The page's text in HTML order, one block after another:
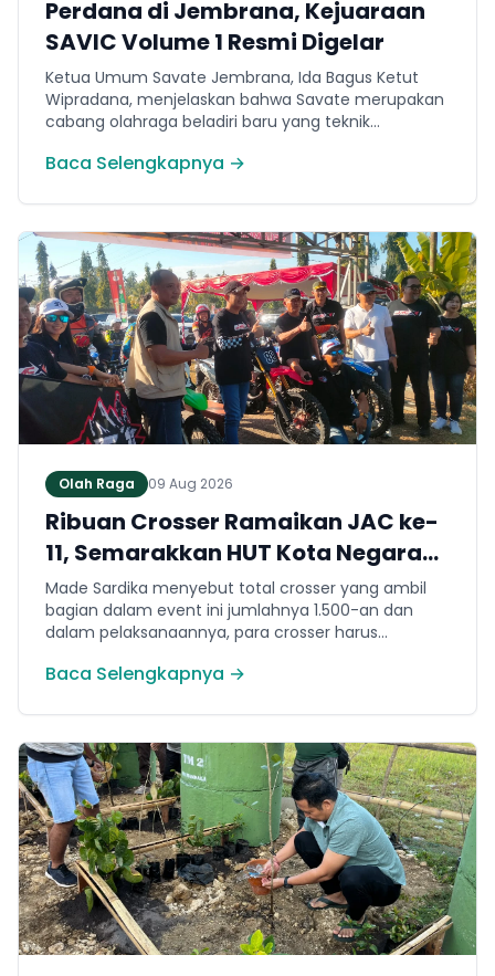
Perdana di Jembrana, Kejuaraan
SAVIC Volume 1 Resmi Digelar
Ketua Umum Savate Jembrana, Ida Bagus Ketut
Wipradana, menjelaskan bahwa Savate merupakan
cabang olahraga beladiri baru yang teknik
kickboxing. Ia menyampaikan bahwa ajang bertajuk
dirancang khusus untuk memfasilitasi minat
masyarakat lokal di bidang olahraga tarung.
Baca Selengkapnya →
Olah Raga 09 Aug 2026
Ribuan Crosser Ramaikan JAC ke-
11, Semarakkan HUT Kota Negara
ke-131
Made Sardika menyebut total crosser yang ambil
bagian dalam event ini jumlahnya 1.500-an dan
dalam pelaksanaannya, para crosser harus
tanah, tanjakan, turunan hingga trek yang
Baca Selengkapnya →